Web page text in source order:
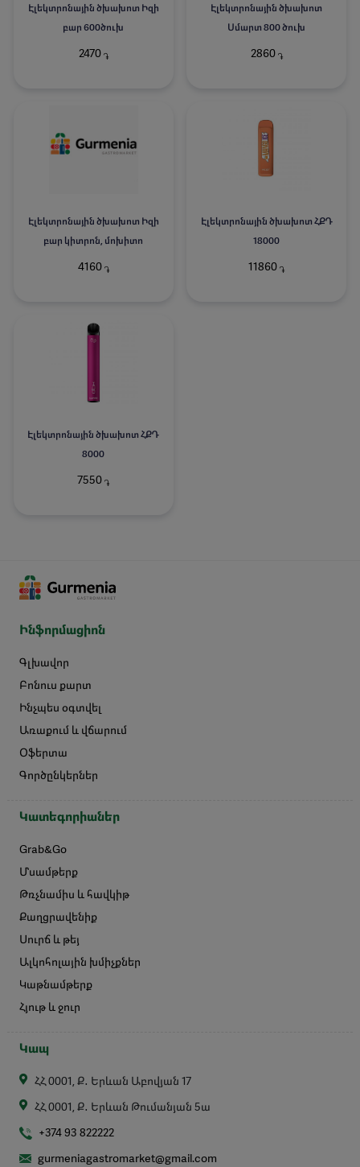
Էլեկտրոնային ծխախոտ Իզի
բար 600ծուխ
2470 ֏
Էլեկտրոնային ծխախոտ
Սմարտ 800 ծուխ
2860 ֏
Էլեկտրոնային ծխախոտ Իզի
բար կիտրոն, մոխիտո
4160 ֏
Էլեկտրոնային ծխախոտ ՀՔԴ
18000
11860 ֏
Էլեկտրոնային ծխախոտ ՀՔԴ
8000
7550 ֏
Ինֆորմացիոն
Գլխավոր
Բոնուս քարտ
Ինչպես օգտվել
Առաքում և վճարում
Օֆերտա
Գործընկերներ
Կատեգորիաներ
Grab&Go
Մսամթերք
Թռչնամիս և հավկիթ
Քաղցրավենիք
Սուրճ և թեյ
Ալկոհոլային խմիչքներ
Կաթնամթերք
Հյութ և ջուր
Կապ
ՀՀ 0001, Ք․ Երևան Աբովյան 17
ՀՀ 0001, Ք․ Երևան Թումանյան 5ա
+374 93 822222
gurmeniagastromarket@gmail.com